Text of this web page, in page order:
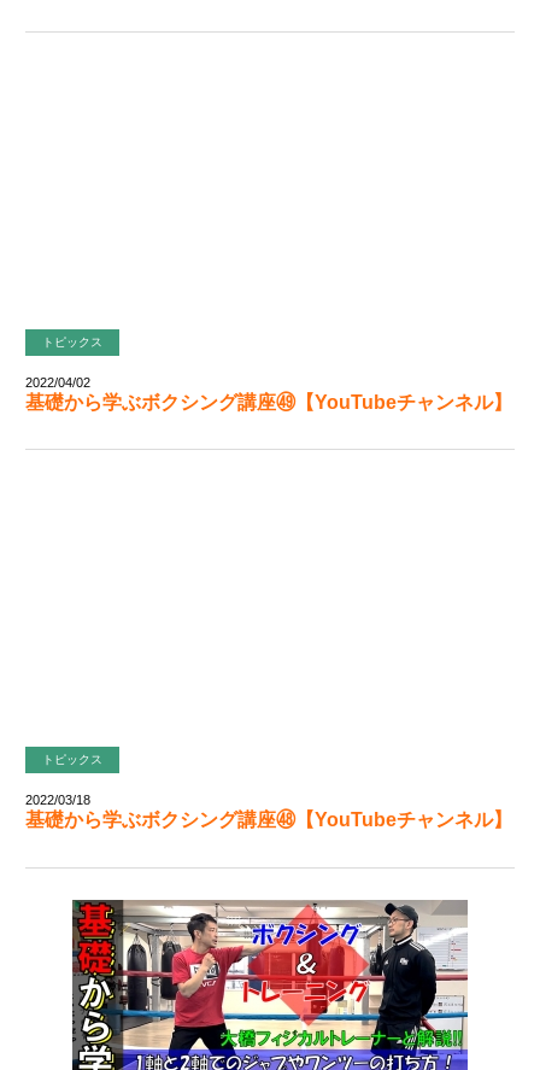
トピックス
2022/04/02
基礎から学ぶボクシング講座㊾【YouTubeチャンネル】
トピックス
2022/03/18
基礎から学ぶボクシング講座㊽【YouTubeチャンネル】